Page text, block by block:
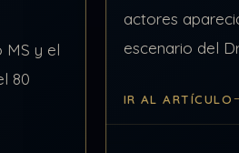
MS y el
80
actores
escenario del
intencion y
IR AL ARTÍCULO